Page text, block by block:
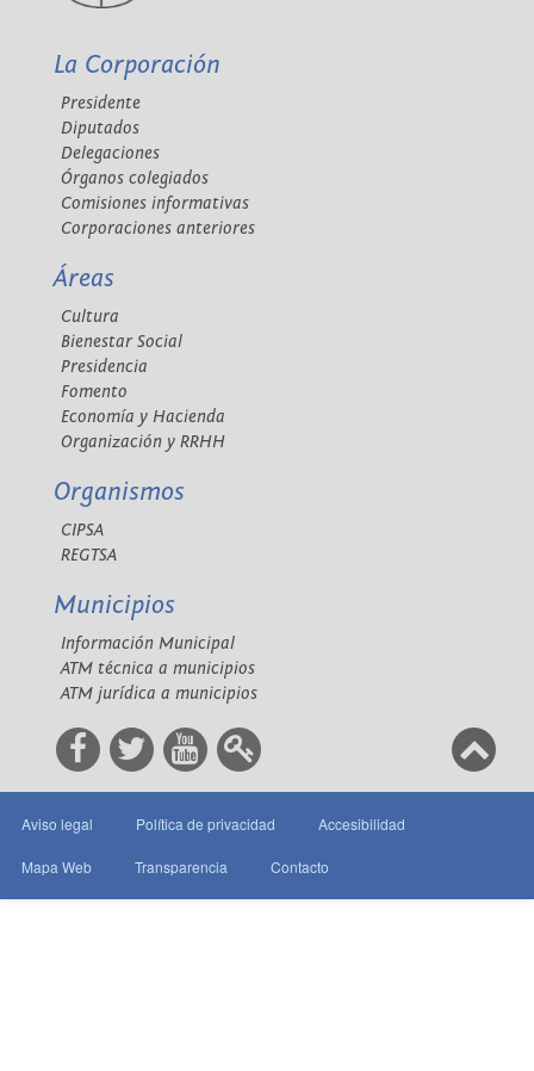
La Corporación
Presidente
Diputados
Delegaciones
Órganos colegiados
Comisiones informativas
Corporaciones anteriores
Áreas
Cultura
Bienestar Social
Presidencia
Fomento
Economía y Hacienda
Organización y RRHH
Organismos
CIPSA
REGTSA
Municipios
Información Municipal
ATM técnica a municipios
ATM jurídica a municipios
Aviso legal Política de privacidad Accesibilidad
Mapa Web Transparencia Contacto